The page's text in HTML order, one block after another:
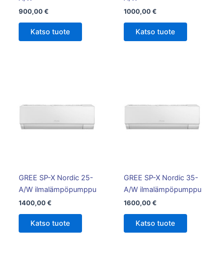
900,00€
Katso tuote
1000,00€
Katso tuote
GREE SP-X Nordic 25-
A/W ilmalämpöpumppu
1400,00€
Katso tuote
GREE SP-X Nordic 35-
A/W ilmalämpöpumppu
1600,00€
Katso tuote